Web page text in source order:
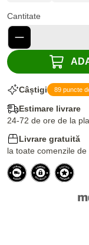
Cantitate
Câștigi 89 puncte
Estimare livrare
24-72 de ore de la
Livrare gratuită
la toate comenzile